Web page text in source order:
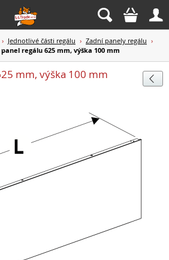
  
› Jednotlivé části regálu › Zadní panely regálu ›
regálu 625 mm, výška 100 mm

mm, výška 100 mm